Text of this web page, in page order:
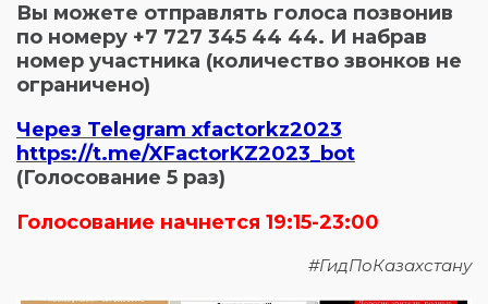
Вы можете отправлять голоса позвонив
по номеру +7 727 345 44 44. И набрав
номер участника (количество звонков не
ограничено)
Через Telegram xfactorkz2023
https://t.me/XFactorKZ2023_bot
(Голосование 5 раз)
Голосование начнется 19:15-23:00
#ГидПоКазахстану